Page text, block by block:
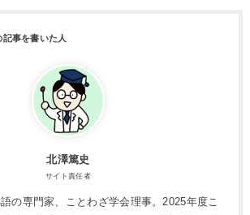
北澤篤史
サイト責任者
の専門家、ことわざ学会理事。2025年度こ